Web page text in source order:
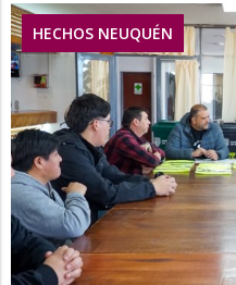
HECHOS NEUQUÉN